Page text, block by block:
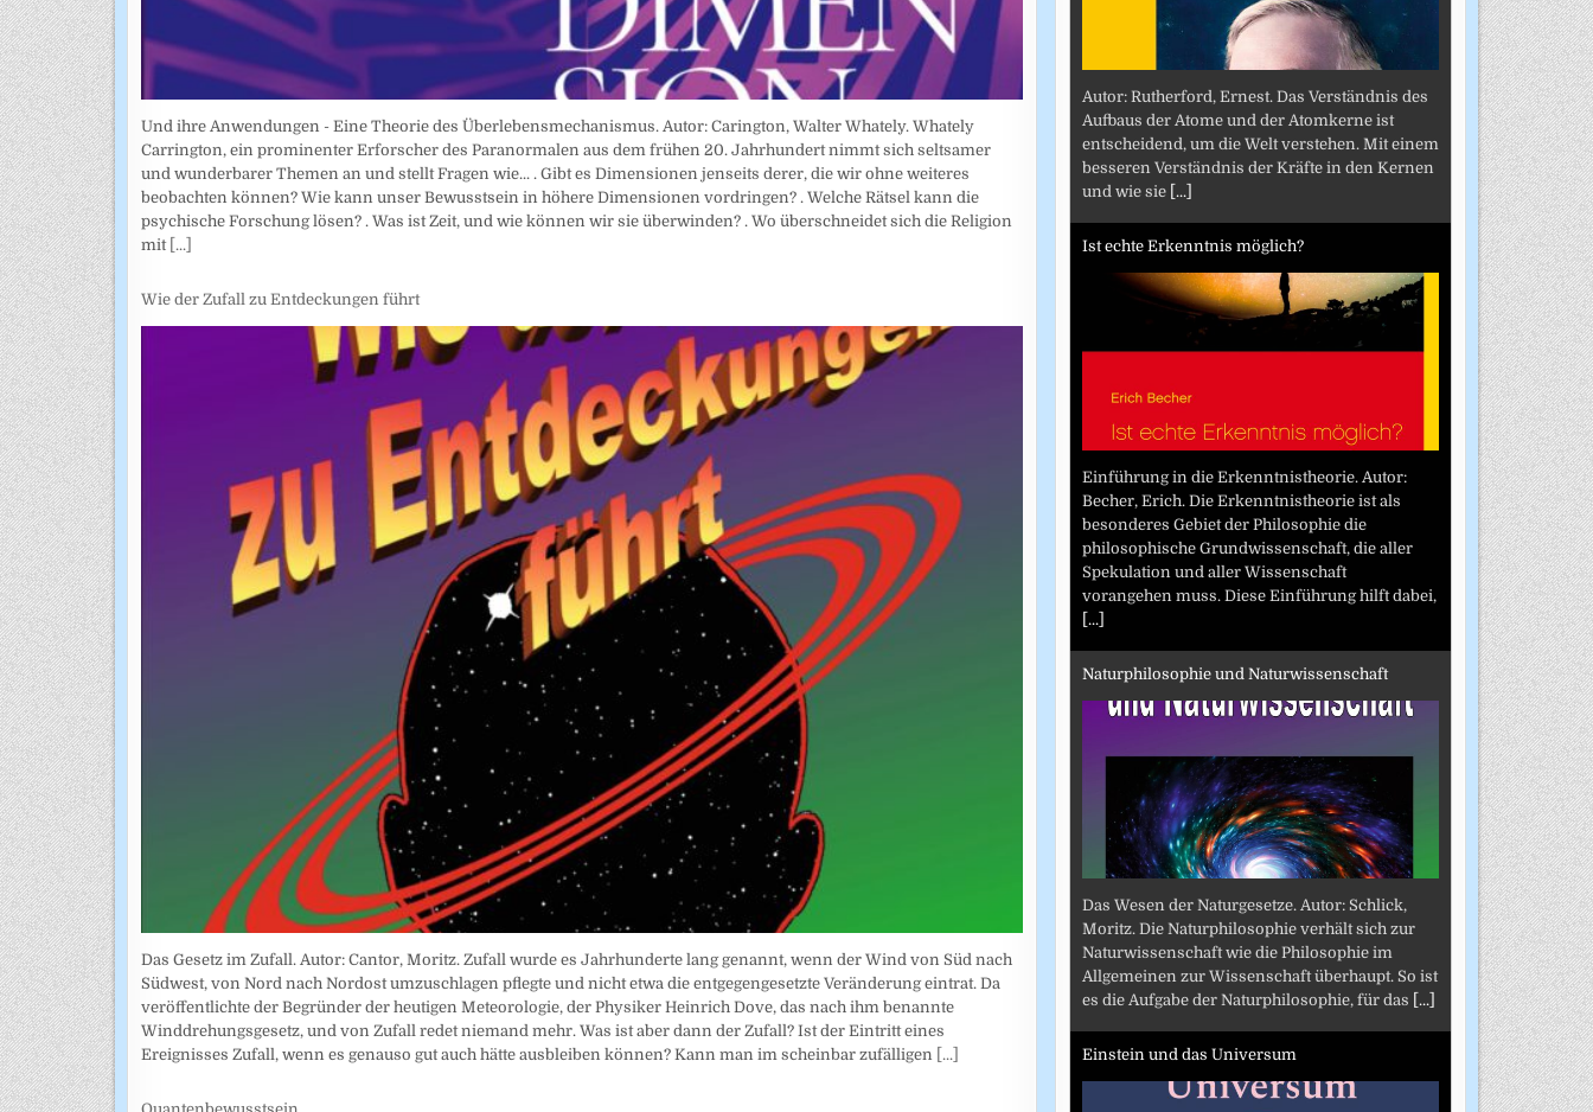
Und ihre Anwendungen - Eine Theorie des Überlebensmechanismus. Autor: Carington, Walter Whately. Whately
Carrington, ein prominenter Erforscher des Paranormalen aus dem frühen 20. Jahrhundert nimmt sich seltsamer
und wunderbarer Themen an und stellt Fragen wie... . Gibt es Dimensionen jenseits derer, die wir ohne weiteres
beobachten können? Wie kann unser Bewusstsein in höhere Dimensionen vordringen? . Welche Rätsel kann die
psychische Forschung lösen? . Was ist Zeit, und wie können wir sie überwinden? . Wo überschneidet sich die Religion
mit [...]
Wie der Zufall zu Entdeckungen führt
Das Gesetz im Zufall. Autor: Cantor, Moritz. Zufall wurde es Jahrhunderte lang genannt, wenn der Wind von Süd nach
Südwest, von Nord nach Nordost umzuschlagen pflegte und nicht etwa die entgegengesetzte Veränderung eintrat. Da
veröffentlichte der Begründer der heutigen Meteorologie, der Physiker Heinrich Dove, das nach ihm benannte
Winddrehungsgesetz, und von Zufall redet niemand mehr. Was ist aber dann der Zufall? Ist der Eintritt eines
Ereignisses Zufall, wenn es genauso gut auch hätte ausbleiben können? Kann man im scheinbar zufälligen [...]
Autor: Rutherford, Ernest. Das Verständnis des
Aufbaus der Atome und der Atomkerne ist
entscheidend, um die Welt verstehen. Mit einem
besseren Verständnis der Kräfte in den Kernen
und wie sie [...]
Ist echte Erkenntnis möglich?
Einführung in die Erkenntnistheorie. Autor:
Becher, Erich. Die Erkenntnistheorie ist als
besonderes Gebiet der Philosophie die
philosophische Grundwissenschaft, die aller
Spekulation und aller Wissenschaft
vorangehen muss. Diese Einführung hilft dabei,
[...]
Naturphilosophie und Naturwissenschaft
Das Wesen der Naturgesetze. Autor: Schlick,
Moritz. Die Naturphilosophie verhält sich zur
Naturwissenschaft wie die Philosophie im
Allgemeinen zur Wissenschaft überhaupt. So ist
es die Aufgabe der Naturphilosophie, für das [...]
Einstein und das Universum